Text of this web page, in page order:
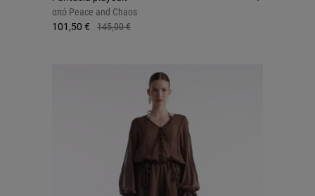
από Peace and Chaos
101,50 €
145,00 €